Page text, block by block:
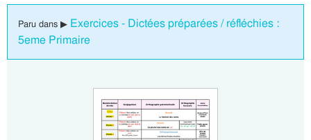
Paru dans ▶ Exercices - Dictées préparées / réfléchies :
5eme Primaire